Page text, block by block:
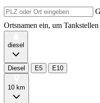
Ortsnamen ein, um
diesel
Diesel E5 E10
10 km